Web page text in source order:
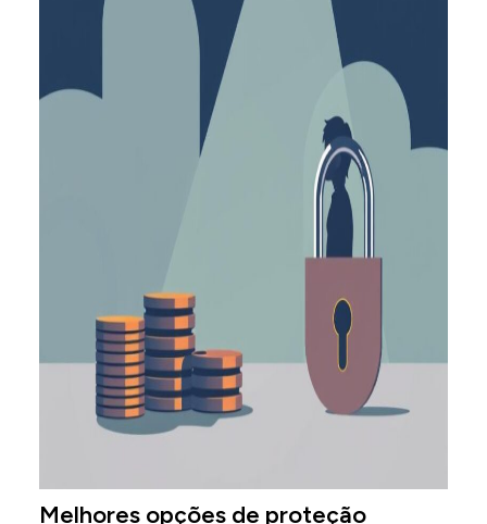
Melhores opções de proteção